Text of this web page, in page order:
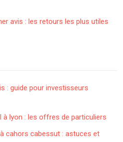
avis : les retours les plus utiles
: guide pour investisseurs
lyon : les offres de particuliers
cahors cabessut : astuces et